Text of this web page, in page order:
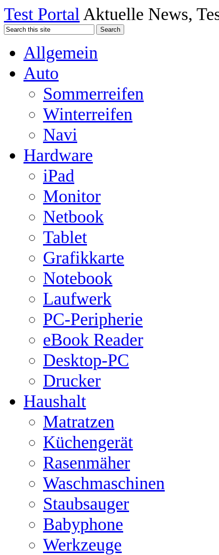
Test PortalAktuelle News,
Allgemein
Auto
Sommerreifen
Winterreifen
Navi
Hardware
iPad
Monitor
Netbook
Tablet
Grafikkarte
Notebook
Laufwerk
PC-Peripherie
eBook Reader
Desktop-PC
Drucker
Haushalt
Matratzen
Küchengerät
Rasenmäher
Waschmaschinen
Staubsauger
Babyphone
Werkzeuge